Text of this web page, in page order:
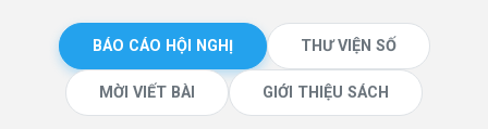
BÁO CÁO HỘI NGHỊ THƯ VIỆN SỐ
MỜI VIẾT BÀI GIỚI THIỆU SÁCH